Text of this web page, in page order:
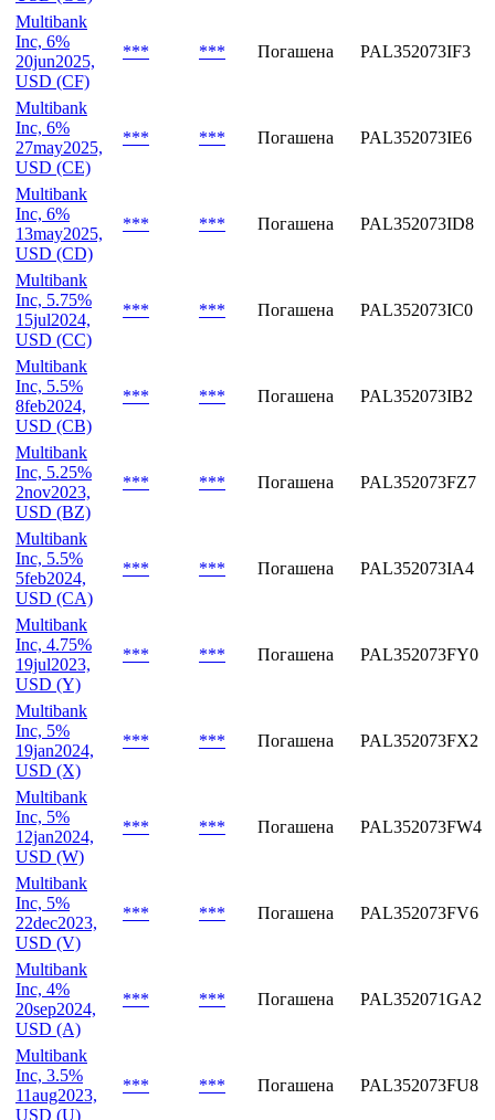
Multibank
Inc, 5.5%
11feb2026,
USD (CG)
*** *** Погашена PAL352073IG1
Multibank
Inc, 6%
20jun2025,
USD (CF)
*** *** Погашена PAL352073IF3
Multibank
Inc, 6%
27may2025,
USD (CE)
*** *** Погашена PAL352073IE6
Multibank
Inc, 6%
13may2025,
USD (CD)
*** *** Погашена PAL352073ID8
Multibank
Inc, 5.75%
15jul2024,
USD (CC)
*** *** Погашена PAL352073IC0
Multibank
Inc, 5.5%
8feb2024,
USD (CB)
*** *** Погашена PAL352073IB2
Multibank
Inc, 5.25%
2nov2023,
USD (BZ)
*** *** Погашена PAL352073FZ7
Multibank
Inc, 5.5%
5feb2024,
USD (CA)
*** *** Погашена PAL352073IA4
Multibank
Inc, 4.75%
19jul2023,
USD (Y)
*** *** Погашена PAL352073FY0
Multibank
Inc, 5%
19jan2024,
USD (X)
*** *** Погашена PAL352073FX2
Multibank
Inc, 5%
12jan2024,
USD (W)
*** *** Погашена PAL352073FW4
Multibank
Inc, 5%
22dec2023,
USD (V)
*** *** Погашена PAL352073FV6
Multibank
Inc, 4%
20sep2024,
USD (A)
*** *** Погашена PAL352071GA2